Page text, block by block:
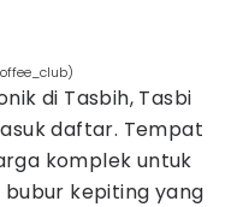
di Tasbih, Tasbi
daftar. Tempat
komplek untuk
kepiting yang